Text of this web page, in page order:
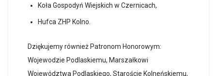
Koła Gospodyń Wiejskich w Czernicach,
Hufca ZHP Kolno.
Dziękujemy również Patronom Honorowym:
Wojewodzie Podlaskiemu, Marszałkowi
Województwa Podlaskiego, Staroście Kolneńskiemu,